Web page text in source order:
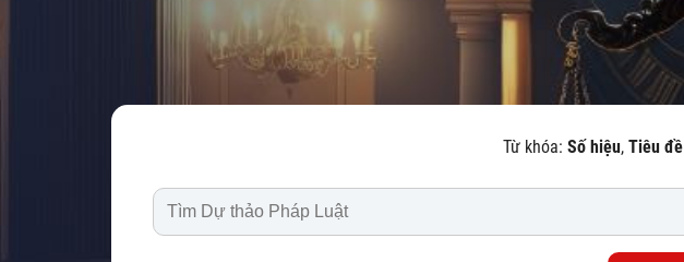
Từ khóa: Số hiệu, Tiêu đề